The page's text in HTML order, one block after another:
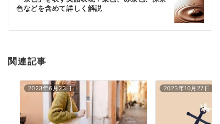
ン
色などを含めて詳しく解説
関連記事
2023年6月23日 2023年10月27日